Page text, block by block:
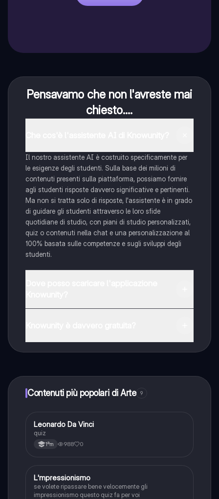
Pensavamo che non l'avreste mai
chiesto....
Il nostro assistente AI è costruito specificamente per
le esigenze degli studenti. Sulla base dei milioni di
contenuti presenti sulla piattaforma, possiamo fornire
agli studenti risposte davvero significative e pertinenti.
Ma non si tratta solo di risposte, l'assistente è in grado
di guidare gli studenti attraverso le loro sfide
quotidiane di studio, con piani di studio personalizzati,
quiz o contenuti nella chat e una personalizzazione al
100% basata sulle competenze e sugli sviluppi degli
studenti.
Knowunity Premium, che consente di studiare senza
Contenuti più popolari di Arte 9
LArte
Leonardo Da Vinci
quiz
1ªm 988 0
LArte
L'mpressionismo
se volete ripassare bene velocemente gli
impressionismo questo quiz fa per voi